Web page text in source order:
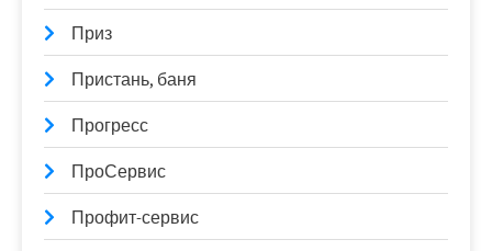
Приз
Пристань, баня
Прогресс
ПроСервис
Профит-сервис